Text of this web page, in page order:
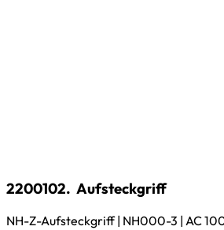
2200102. Aufsteckgriff
NH-Z-Aufsteckgriff | NH000-3 | AC